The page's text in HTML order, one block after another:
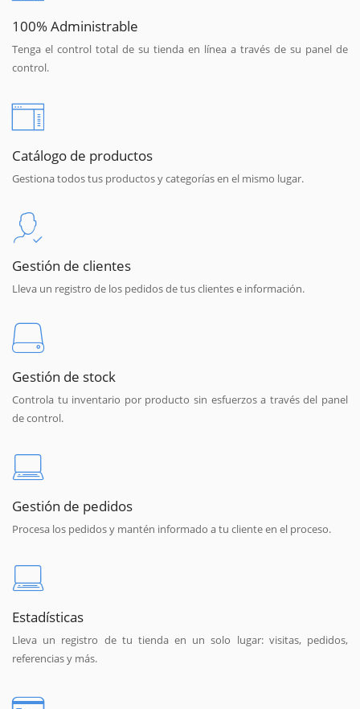
100% Administrable
Tenga el control total de su tienda en línea a través de su panel de
control.
Catálogo de productos
Gestiona todos tus productos y categorías en el mismo lugar.
Gestión de clientes
Lleva un registro de los pedidos de tus clientes e información.
Gestión de stock
Controla tu inventario por producto sin esfuerzos a través del panel
de control.
Gestión de pedidos
Procesa los pedidos y mantén informado a tu cliente en el proceso.
Estadísticas
Lleva un registro de tu tienda en un solo lugar: visitas, pedidos,
referencias y más.